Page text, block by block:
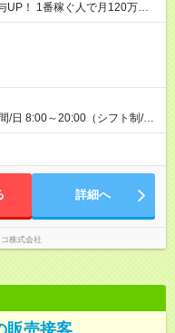
UP！ 1番稼ぐ人で月120万ほ
関係 1日150個配達×25日勤務
/日 8:00～20:00（シフト制/実
では週4も有り） ※配達状況に
※案件により多少の前後あり
詳細へ
株式会社
販売接客